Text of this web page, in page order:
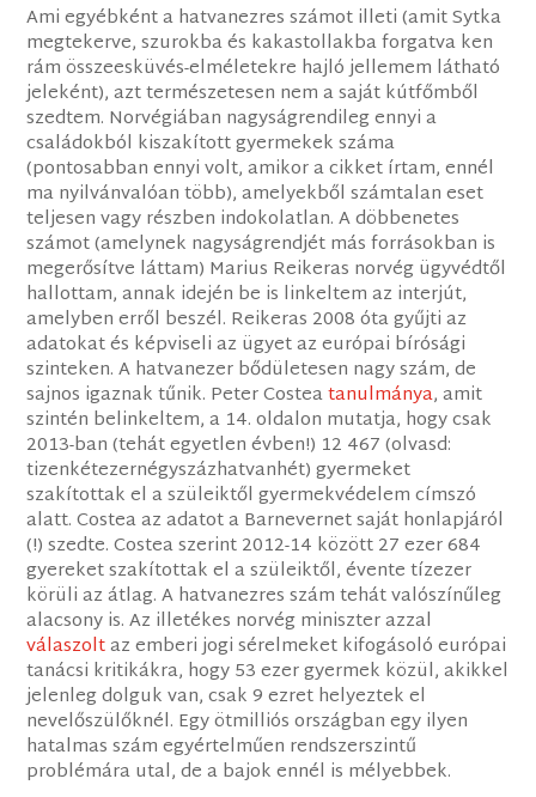
Ami egyébként a ​h​atvanezres számot illeti (amit Sytka
megtekerve, szurokba és kakastollakba forgatva ken
rám összeesküvés-elméletekre hajló jellemem látható
jeleként), az​t természetesen nem a saját kútfőmből
szedtem. ​Norvégiában nagyságrendileg ennyi a
családokból kiszakított gyermekek száma
(pontosabban ennyi volt, amikor a cikket írtam​, ennél
ma nyilvánvalóan több), amelyekből számtalan eset
teljesen vagy részben indokolatlan. A döbbenetes
számot (amelynek nagyságrendjét más forrásokban is
megerősítve láttam) Marius Reikeras norvég ügyvédtől
hallottam, annak idején be is linkeltem az interjút,
amelyben erről beszél. Reikeras 2008 óta gyűjti az
adatokat és képviseli az ügyet az európai bírósági
szinteken. A hatvanezer bődületesen nagy szám, de
sajnos igaznak tűnik. Peter Costeatanulmánya, amit
szintén belinkeltem, a 14. oldalon mutatja, hogy csak
2013-ban (tehát egyetlen évben!) 12 467 (olvasd:
tizenkétezernégyszázhatvanhét) gyermeket
szakítottak el a szüleiktől gyermekvédelem címszó
alatt. Costea az adatot a Barnevernet saját honlapjáról
(!) szedte. Costea szerint 2012-14 között 27 ezer 684
gyereket szakítottak el a szüleiktől, évente tízezer
körüli az átlag. A hatvanezres szám tehát valószínűleg
alacsony is. Az illetékes norvég miniszter azzal
válaszoltaz emberi jogi sérelmeket kifogásoló európai
tanácsi kritikákra, hogy 53 ezer gyermek közül, akikkel
jelenleg dolguk van, csak 9 ezret helyeztek el
nevelőszülőknél. Egy ötmilliós országban egy ilyen
hatalmas szám egyértelműen rendszerszintű
problémára utal, de a bajok ennél is mélyebbek.